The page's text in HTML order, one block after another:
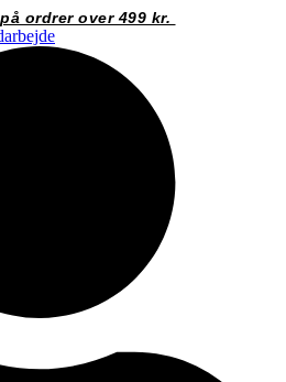
ordrer over 499 kr.